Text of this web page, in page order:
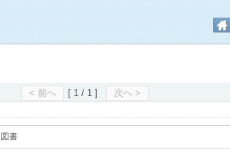
< 前へ [ 1 / 1 ] 次へ >
図書